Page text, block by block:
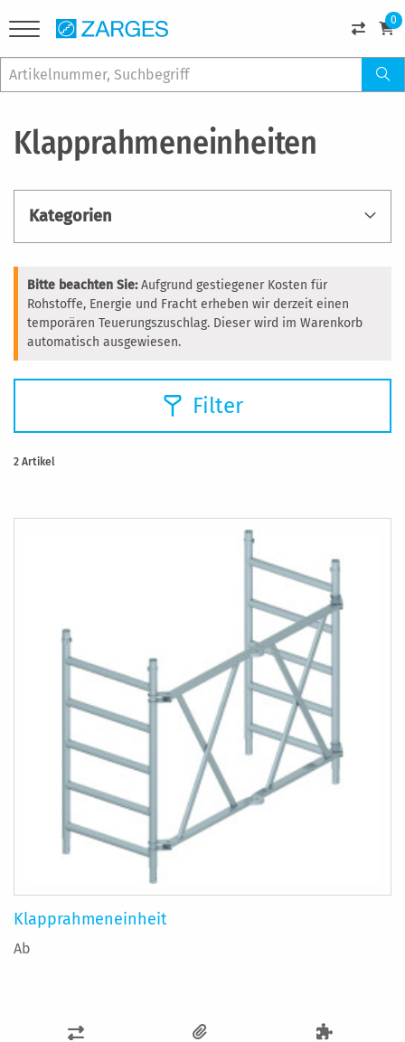
0
Klapprahmeneinheiten
Bitte beachten Sie:Aufgrund gestiegener Kosten für
Rohstoffe, Energie und Fracht erheben wir derzeit einen
temporären Teuerungszuschlag. Dieser wird im Warenkorb
automatisch ausgewiesen.
Filter
2 Artikel
Klapprahmeneinheit
Ab
ZUR
Kategorien